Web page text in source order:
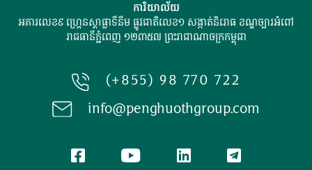
ការិយាល័យ
អគារលេខ៩ ហ្រ្គេនស្ដាផ្លាទីនីម ផ្លូវជាតិលេខ១ សង្កាត់និរោធ ខណ្ឌច្បារអំពៅ
រាជធានីភ្នំពេញ ១២៣៥៧ ព្រះរាជាណាចក្រកម្ពុជា
(+855) 98 770 722
info@penghuothgroup.com